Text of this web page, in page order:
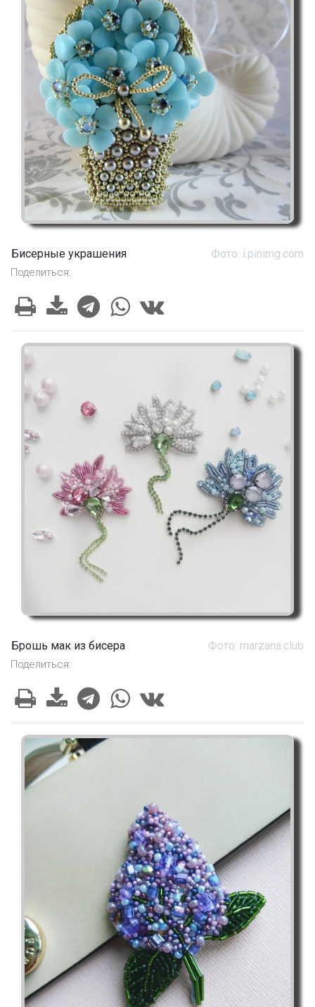
Бисерные украшения Фото: i.pinimg.com
Поделиться:
Брошь мак из бисера Фото: marzana.club
Поделиться: